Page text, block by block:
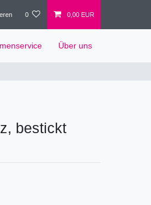
0 0,00 EUR
Über uns
bestickt